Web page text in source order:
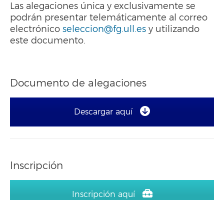
Las alegaciones única y exclusivamente se
podrán presentar telemáticamente al correo
electrónico seleccion@fg.ull.es y utilizando
este documento.
Documento de alegaciones
Descargar aquí
Inscripción
Inscripción aquí